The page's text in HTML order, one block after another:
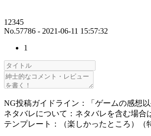
12345
No.57786 - 2021-06-11 15:57:32
1
NG投稿ガイドライン：「ゲームの感想
ネタバレについて：ネタバレを含む場合
テンプレート：（楽しかったところ）（